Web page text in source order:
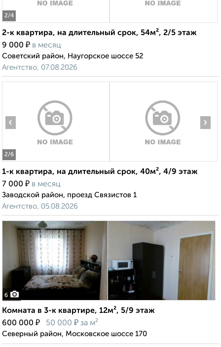
2/4
2-к квартира, на длительный срок, 54м², 2/5 этаж
9 000 ₽ в месяц
Советский район, Наугорское шоссе 52
Агентство, 07.08.2026
2/6
‹ ›
1-к квартира, на длительный срок, 40м², 4/9 этаж
7 000 ₽ в месяц
Заводской район, проезд Связистов 1
Агентство, 05.08.2026
6
Комната в 3-к квартире, 12м², 5/9 этаж
600 000 ₽ 50 000 ₽ за м²
Северный район, Московское шоссе 170